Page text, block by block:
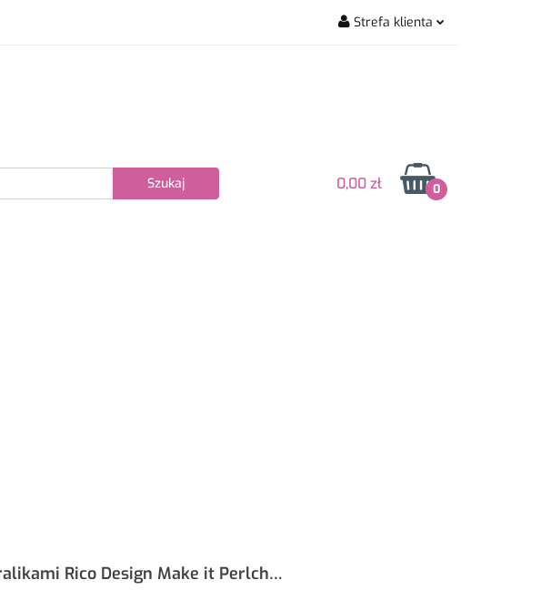
Strefa klienta
0,00 zł 0
Rico Design Make it Perlchen